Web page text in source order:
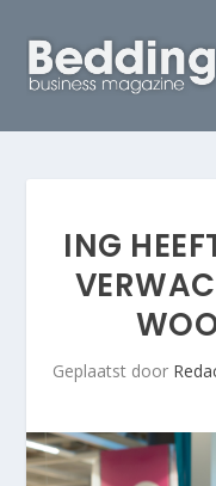
ING
Geplaatst door